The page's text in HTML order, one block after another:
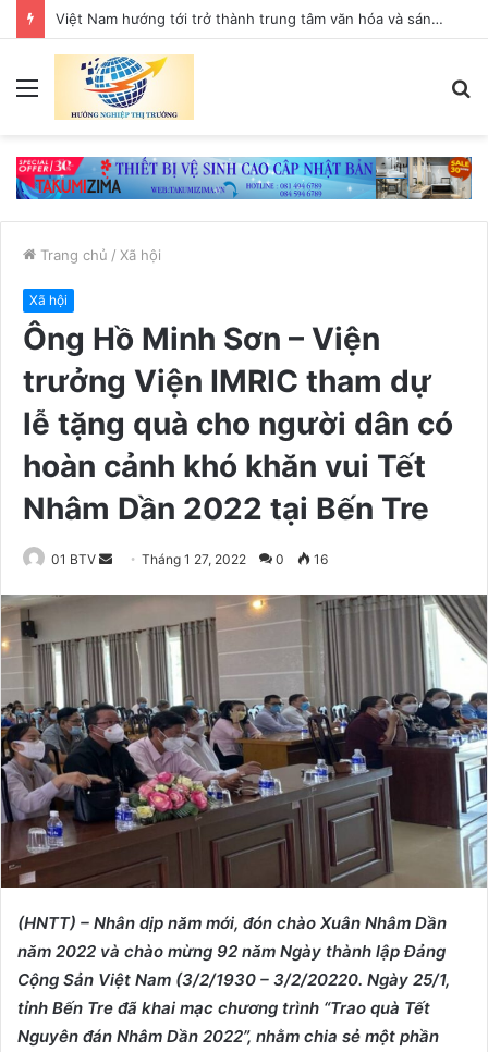
Việt Nam hướng tới trở thành trung tâm văn hóa và sáng tạo hàng đầu khu vực
Trang chủ / Xã hội
Xã hội
Ông Hồ Minh Sơn – Viện
trưởng Viện IMRIC tham dự
lễ tặng quà cho người dân có
hoàn cảnh khó khăn vui Tết
Nhâm Dần 2022 tại Bến Tre
01 BTV
d
a
n
e
m
l
Tháng 1 27, 2022 0 16
(HNTT) – Nhân dịp năm mới, đón chào Xuân Nhâm Dần
năm 2022 và chào mừng 92 năm Ngày thành lập Đảng
Cộng Sản Việt Nam (3/2/1930 – 3/2/20220. Ngày 25/1,
tỉnh Bến Tre đã khai mạc chương trình “Trao quà Tết
Nguyên đán Nhâm Dần 2022”, nhằm chia sẻ một phần